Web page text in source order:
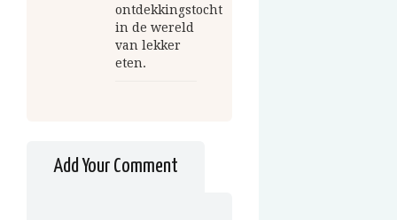
ontdekkingstocht
in de wereld
van lekker
eten.
Add Your Comment